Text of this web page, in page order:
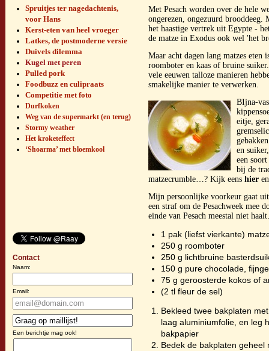
Spruitjes ter nagedachtenis,
voor Hans
Kerst-eten van heel vroeger
Latkes, de postmoderne versie
Duivels dilemma
Kugel met peren
Pulled pork
Foodbuzz en culipraats
Competitie met foto
Durfkoken
Weg van de supermarkt (en terug)
Stormy weather
Het kroketeffect
‘Shoarma’ met bloemkool
Contact
Naam:
Email:
Een berichtje mag ook!
Met Pesach worden over de hele
ongerezen, ongezuurd brooddeeg.
het haastige vertrek uit Egypte -
de matze in Exodus ook wel 'het
Maar acht dagen lang matzes eten
roomboter en kaas of bruine
vele eeuwen talloze manieren
smakelijke manier te verwerken.
BIjna-
eitje,
en
een
bij de
matzecrumble…? Kijk eens hier
Mijn persoonlijke voorkeur gaat
een straf om de Pesachweek mee
einde van Pesach meestal niet
1 pak (liefst vierkante)
250 g roomboter
250 g lichtbruine
150 g pure chocolade,
75 g geroosterde kokos of
(2 tl fleur de sel)
Bekleed twee bakplaten
laag aluminiumfolie, en leg
bakpapier
Bedek de bakplaten geheel